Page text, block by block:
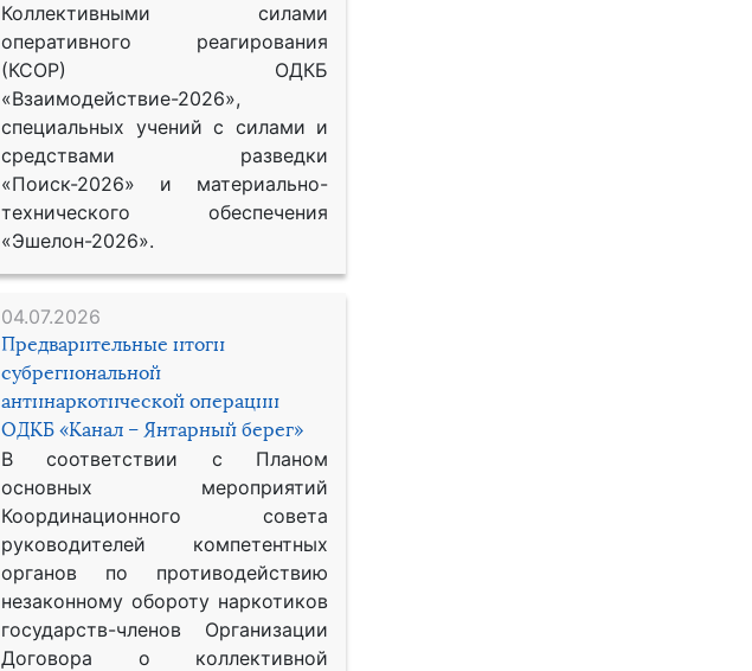
Коллективными силами
оперативного реагирования
(КСОР) ОДКБ
«Взаимодействие-2026»,
специальных учений с силами и
средствами разведки
«Поиск-2026» и материально-
технического обеспечения
«Эшелон-2026».
04.07.2026
Предварительные итоги
субрегиональной
антинаркотической операции
ОДКБ «Канал – Янтарный берег»
В соответствии с Планом
основных мероприятий
Координационного совета
руководителей компетентных
органов по противодействию
незаконному обороту наркотиков
государств-членов Организации
Договора о коллективной